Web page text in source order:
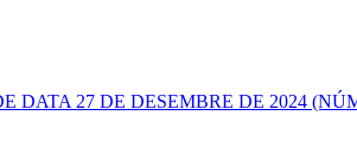
DATA 27 DE DESEMBRE DE 2024